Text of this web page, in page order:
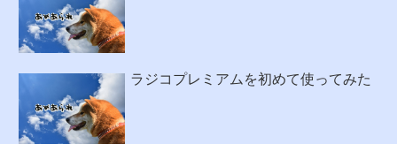
ラジコプレミアムを初めて使ってみた